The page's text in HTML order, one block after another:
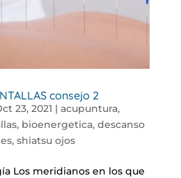
consejo 2
23, 2021 | acupuntura,
, bioenergetica, descanso
, shiatsu ojos
Los meridianos en los que